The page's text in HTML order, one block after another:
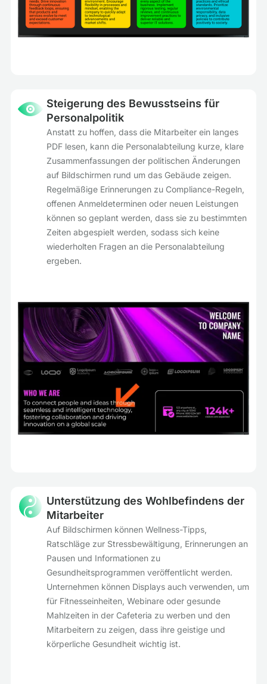
Steigerung des Bewusstseins für
Personalpolitik
Anstatt zu hoffen, dass die Mitarbeiter ein langes
PDF lesen, kann die Personalabteilung kurze, klare
Zusammenfassungen der politischen Änderungen
auf Bildschirmen rund um das Gebäude zeigen.
Regelmäßige Erinnerungen zu Compliance-Regeln,
offenen Anmeldeterminen oder neuen Leistungen
können so geplant werden, dass sie zu bestimmten
Zeiten abgespielt werden, sodass sich keine
wiederholten Fragen an die Personalabteilung
ergeben.
Unterstützung des Wohlbefindens der
Mitarbeiter
Auf Bildschirmen können Wellness-Tipps,
Ratschläge zur Stressbewältigung, Erinnerungen an
Pausen und Informationen zu
Gesundheitsprogrammen veröffentlicht werden.
Unternehmen können Displays auch verwenden, um
für Fitnesseinheiten, Webinare oder gesunde
Mahlzeiten in der Cafeteria zu werben und den
Mitarbeitern zu zeigen, dass ihre geistige und
körperliche Gesundheit wichtig ist.